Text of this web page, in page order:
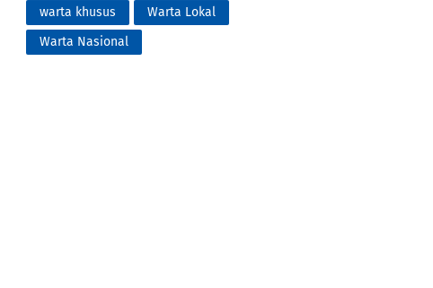
warta khusus
Warta Lokal
Warta Nasional